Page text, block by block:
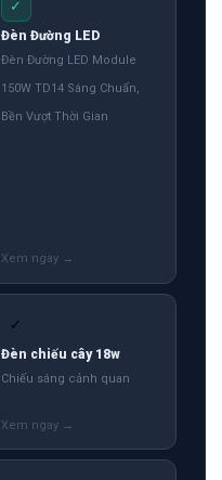
✓
Đèn Đường LED
Đèn Đường LED Module
150W TD14 Sáng Chuẩn,
Bền Vượt Thời Gian
✓
Đèn chiếu cây 18w
Chiếu sáng cảnh quan